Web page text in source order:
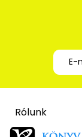
Rólunk